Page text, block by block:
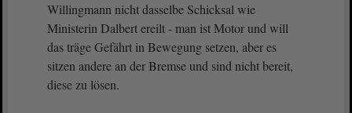
Willingmann nicht dasselbe Schicksal wie
Ministerin Dalbert ereilt - man ist Motor und will
das träge Gefährt in Bewegung setzen, aber es
sitzen andere an der Bremse und sind nicht bereit,
diese zu lösen.